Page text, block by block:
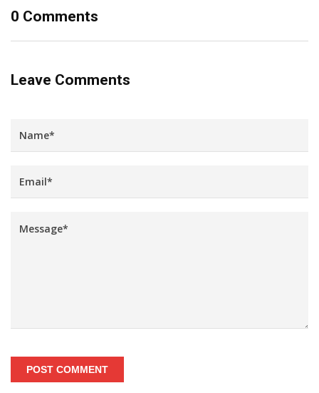
0 Comments
Leave Comments
POST COMMENT